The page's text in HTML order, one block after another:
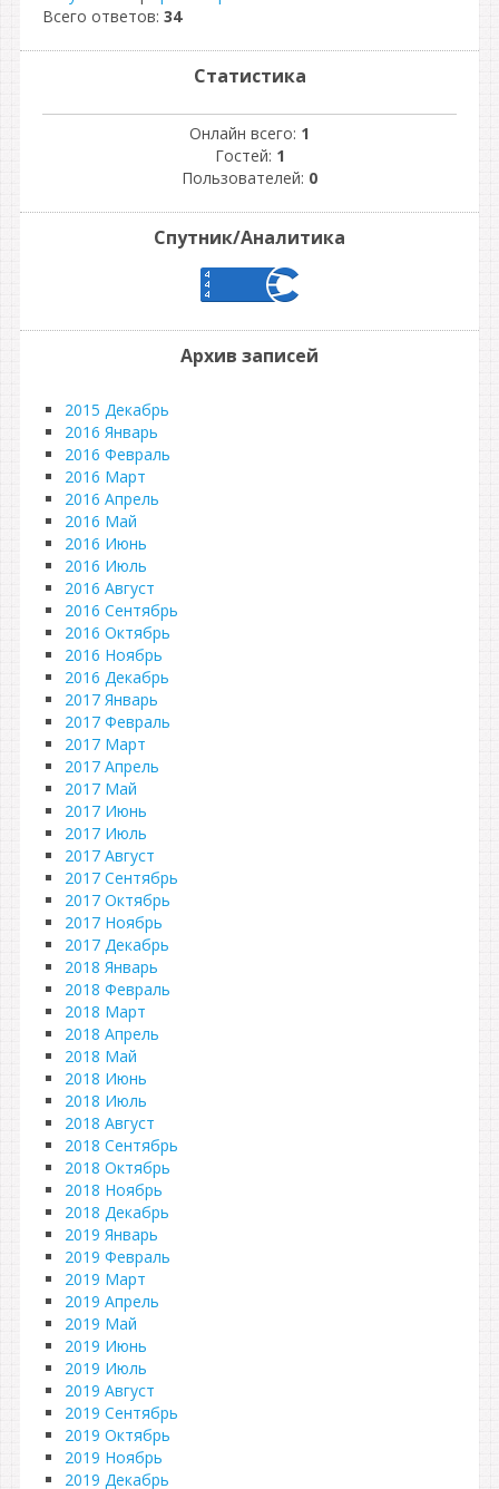
Всего ответов: 34
Статистика
Онлайн всего: 1
Гостей: 1
Пользователей: 0
Спутник/Аналитика
Архив записей
2015 Декабрь
2016 Январь
2016 Февраль
2016 Март
2016 Апрель
2016 Май
2016 Июнь
2016 Июль
2016 Август
2016 Сентябрь
2016 Октябрь
2016 Ноябрь
2016 Декабрь
2017 Январь
2017 Февраль
2017 Март
2017 Апрель
2017 Май
2017 Июнь
2017 Июль
2017 Август
2017 Сентябрь
2017 Октябрь
2017 Ноябрь
2017 Декабрь
2018 Январь
2018 Февраль
2018 Март
2018 Апрель
2018 Май
2018 Июнь
2018 Июль
2018 Август
2018 Сентябрь
2018 Октябрь
2018 Ноябрь
2018 Декабрь
2019 Январь
2019 Февраль
2019 Март
2019 Апрель
2019 Май
2019 Июнь
2019 Июль
2019 Август
2019 Сентябрь
2019 Октябрь
2019 Ноябрь
2019 Декабрь